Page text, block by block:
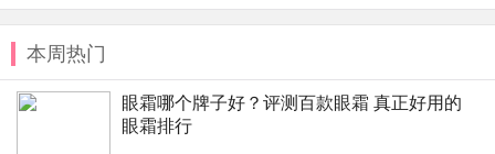
本周热门
眼霜哪个牌子好？评测百款眼霜 真正好用的
眼霜排行